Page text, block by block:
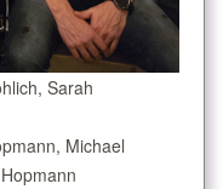
Sarah
Michael